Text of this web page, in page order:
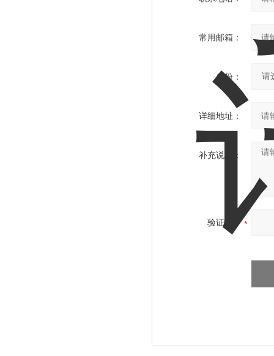
常用邮箱：
省份：
详细地址：
补充说明：
验证码：